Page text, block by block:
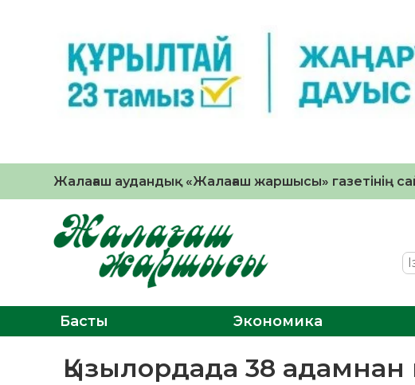
Жалағаш аудандық «Жалағаш жаршысы» газетінің
Басты Экономика
Қызылордада 38